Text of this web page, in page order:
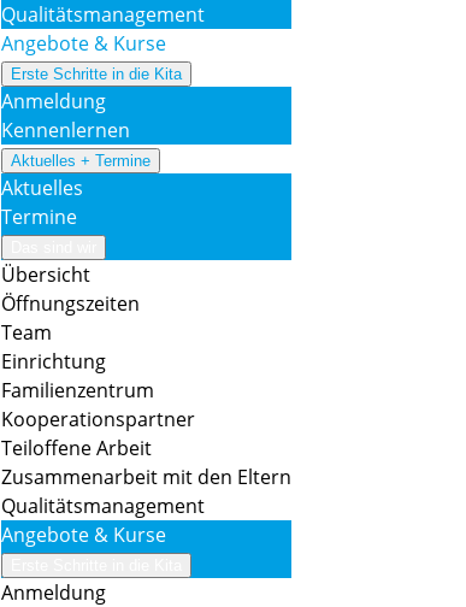
Qualitätsmanagement
Angebote & Kurse
Erste Schritte in die Kita
Anmeldung
Kennenlernen
Aktuelles + Termine
Aktuelles
Termine
Übersicht
Öffnungszeiten
Team
Einrichtung
Familienzentrum
Kooperationspartner
Teiloffene Arbeit
Zusammenarbeit mit den Eltern
Qualitätsmanagement
Angebote & Kurse
Anmeldung